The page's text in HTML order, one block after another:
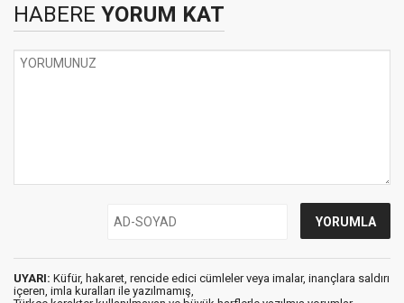
HABERE YORUM KAT
UYARI: Küfür, hakaret, rencide edici cümleler veya imalar, inançlara saldırı
içeren, imla kuralları ile yazılmamış,